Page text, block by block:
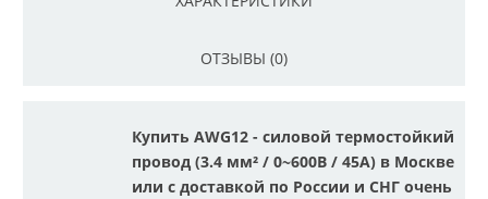
ОТЗЫВЫ (0)
Купить AWG12 - cиловой термостойкий
провод (3.4 мм² / 0~600В / 45А) в Москве
или с доставкой по России и СНГ очень